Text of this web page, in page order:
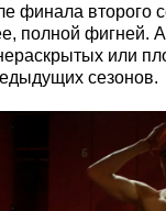
финала второго
полной фигней.
или
сезонов.